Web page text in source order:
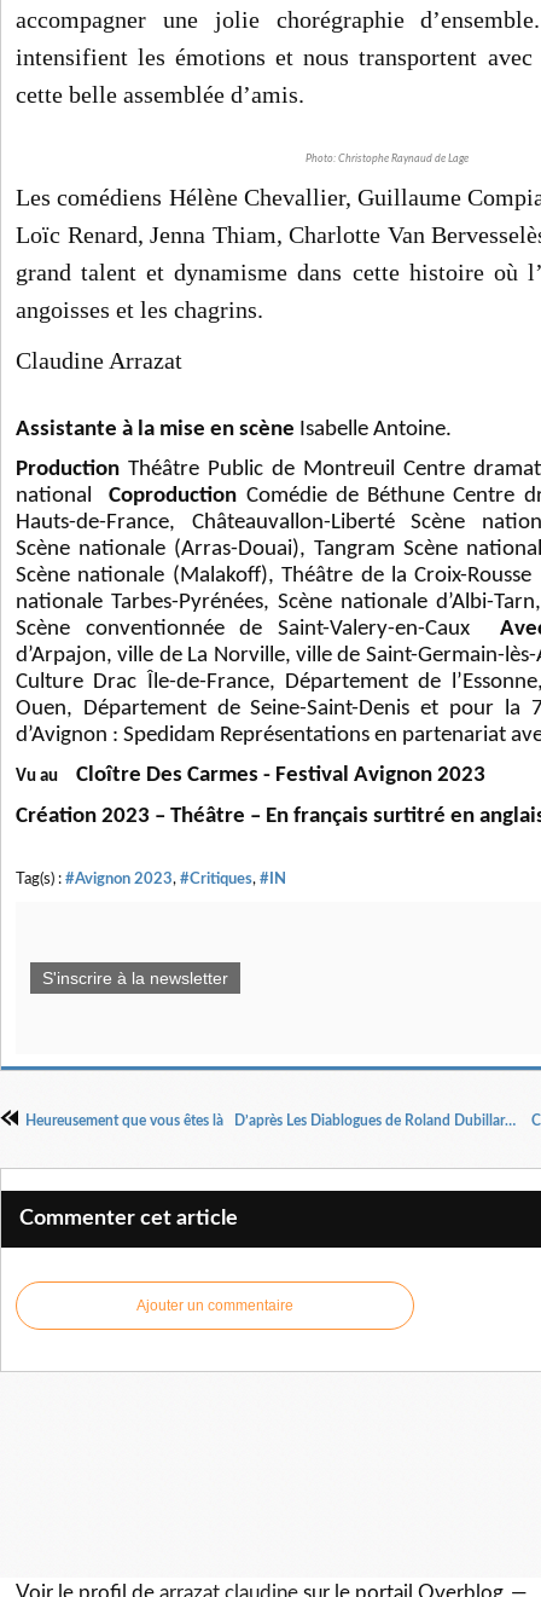
accompagner une jolie chorégraphie
intensifient les émotions et nous transportent
cette belle assemblée d’amis.
Photo: Christophe Raynaud de Lage
Les comédiens Hélène Chevallier, Guillaume
Loïc Renard, Jenna Thiam, Charlotte Van
grand talent et dynamisme dans cette histoire où
angoisses et les chagrins.
Claudine Arrazat
Assistante à la mise en scène Isabelle Antoine.
Production Théâtre Public de Montreuil Centre
nationalCoproduction Comédie de Béthune Centre
Hauts-de-France, Châteauvallon-Liberté Scène
Scène nationale (Arras-Douai), Tangram Scène
Scène nationale (Malakoff), Théâtre de la Croix-Rousse
nationale Tarbes-Pyrénées, Scène nationale d’Albi-
Scène conventionnée de Saint-Valery-en-Caux
d’Arpajon, ville de La Norville, ville de Saint-Germain-
Culture Drac Île-de-France, Département de
Ouen, Département de Seine-Saint-Denis et pour la
d’Avignon : Spedidam Représentations en partenariat
Vu au
Cloître Des Carmes - Festival Avignon 2023
Création 2023 – Théâtre – En français surtitré en
Tag(s) : #Avignon 2023, #Critiques, #IN
S'inscrire à la newsletter
Heureusement que vous êtes là D’après Les Diablogues de Roland Dubillard, Mise en scène Cécile Tournesol,
Commenter cet article
Ajouter un commentaire
Voir le profil de arrazat claudinesur le portail Overblog